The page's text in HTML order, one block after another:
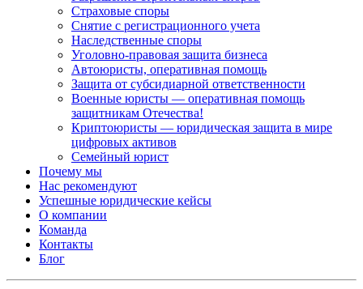
Страховые споры
Снятие с регистрационного учета
Наследственные споры
Уголовно-правовая защита бизнеса
Автоюристы, оперативная помощь
Защита от субсидиарной ответственности
Военные юристы — оперативная помощь
защитникам Отечества!
Криптоюристы — юридическая защита в мире
цифровых активов
Семейный юрист
Почему мы
Нас рекомендуют
Успешные юридические кейсы
О компании
Команда
Контакты
Блог